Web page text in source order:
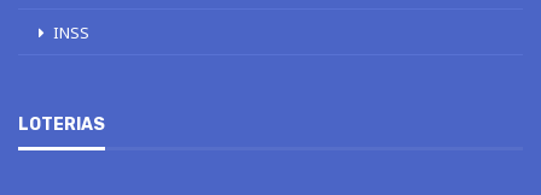
INSS
LOTERIAS